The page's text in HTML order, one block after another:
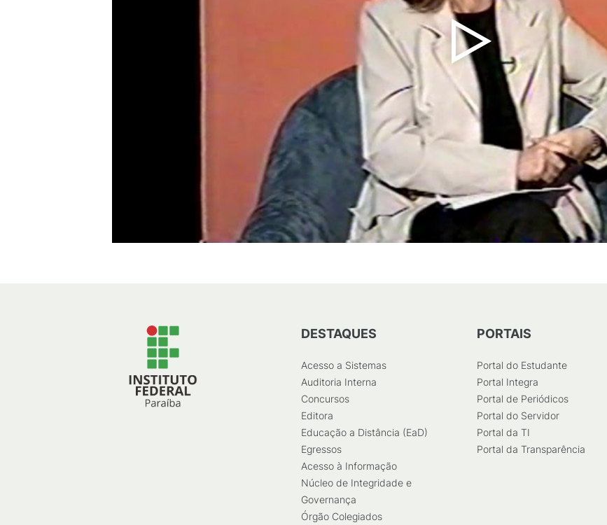
DESTAQUES
Acesso a Sistemas
Auditoria Interna
Concursos
Editora
Educação a Distância (EaD)
Egressos
Acesso à Informação
Núcleo de Integridade e
Governança
Órgão Colegiados
PORTAIS
Portal do Estudante
Portal Integra
Portal de Periódicos
Portal do Servidor
Portal da TI
Portal da Transparência